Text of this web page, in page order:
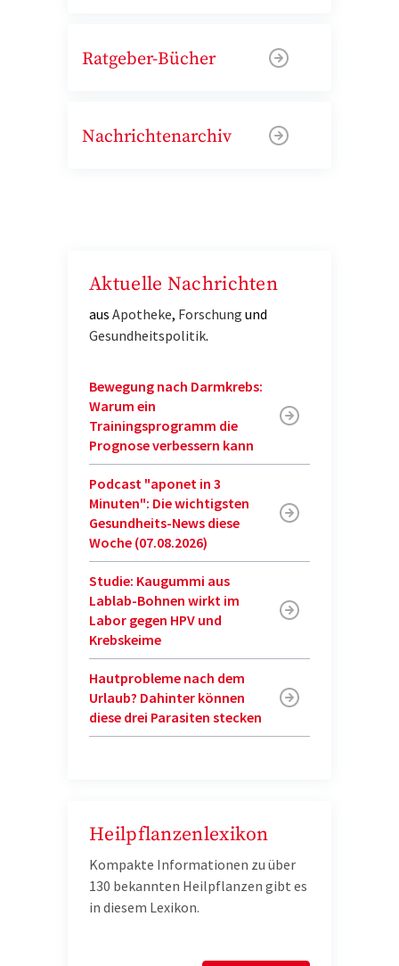
Ratgeber-Bücher
Nachrichtenarchiv
Aktuelle Nachrichten
aus Apotheke, Forschung und
Gesundheitspolitik.
Bewegung nach Darmkrebs:
Warum ein
Trainingsprogramm die
Prognose verbessern kann
Podcast "aponet in 3
Minuten": Die wichtigsten
Gesundheits-News diese
Woche (07.08.2026)
Studie: Kaugummi aus
Lablab-Bohnen wirkt im
Labor gegen HPV und
Krebskeime
Hautprobleme nach dem
Urlaub? Dahinter können
diese drei Parasiten stecken
Heilpflanzenlexikon
Kompakte Informationen zu über
130 bekannten Heilpflanzen gibt es
in diesem Lexikon.